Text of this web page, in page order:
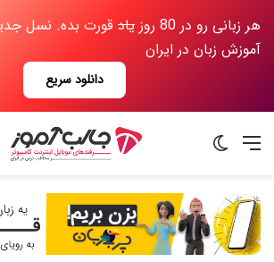
هر زبانی رو در 80 روز یاد قورت بده. نسل
آموزش زبان در ایران
دانلود سریع
منو